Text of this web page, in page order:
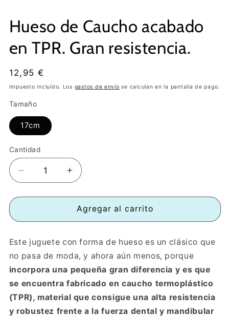
Hueso de Caucho acabado
en TPR. Gran resistencia.
Precio
habitual
12,95 €
Impuesto incluido. Los gastos de envío se calculan en la pantalla de pago.
Tamaño
17cm
Cantidad
Reducir
cantidad
para
de
acabado
en
Gran
resistencia.
Aumentar
cantidad
para
Hueso
de
acabado
en
Gran
resistencia.
Agregar al carrito
Este juguete con forma de hueso es un clásico que
no pasa de moda, y ahora aún menos, porque
incorpora una pequeña gran diferencia y es que
se encuentra fabricado en caucho termoplástico
(TPR), material que consigue una alta resistencia
y robustez frente a la fuerza dental y mandibular